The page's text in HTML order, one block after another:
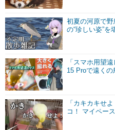
初夏の河原で
の“珍しい姿”を
「スマホ用望
15 Proで遠くの
「カキカキせ
コ！ マイペー